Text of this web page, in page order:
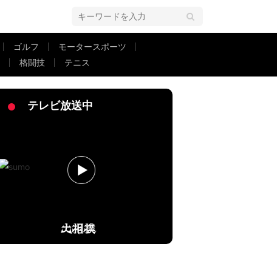
ゴルフ
モータースポーツ
格闘技 テニス
テレビ放送中